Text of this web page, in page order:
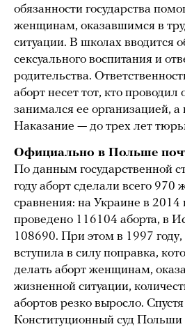
обязанности государства
женщинам, оказавшимся в
ситуации. В школах вводится
сексуального воспитания и
родительства.
аборт несет тот, кто
занимался ее организацией,
Наказание — до трех лет
Официально в Польше
По данным государственной
году аборт сделали всего
сравнения: на Украине в 2014
проведено 116104 аборта, в
108690. При этом в 1997
вступила в силу поправка,
делать аборт женщинам,
жизненной ситуации,
абортов резко выросло. Спустя
Конституционный суд Польши